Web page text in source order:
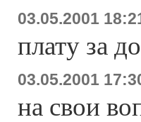
03.05.2001
плату за
03.05.2001
на свои